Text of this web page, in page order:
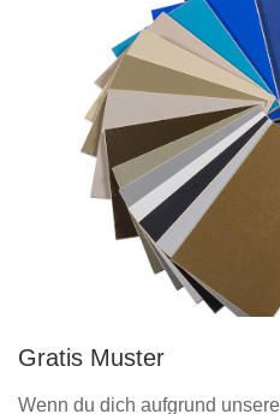
Gratis Muster
Wenn du dich aufgrund